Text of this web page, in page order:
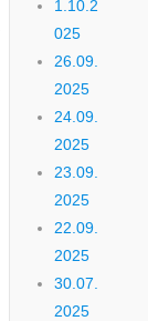
1.10.2
025
26.09.
2025
24.09.
2025
23.09.
2025
22.09.
2025
30.07.
2025